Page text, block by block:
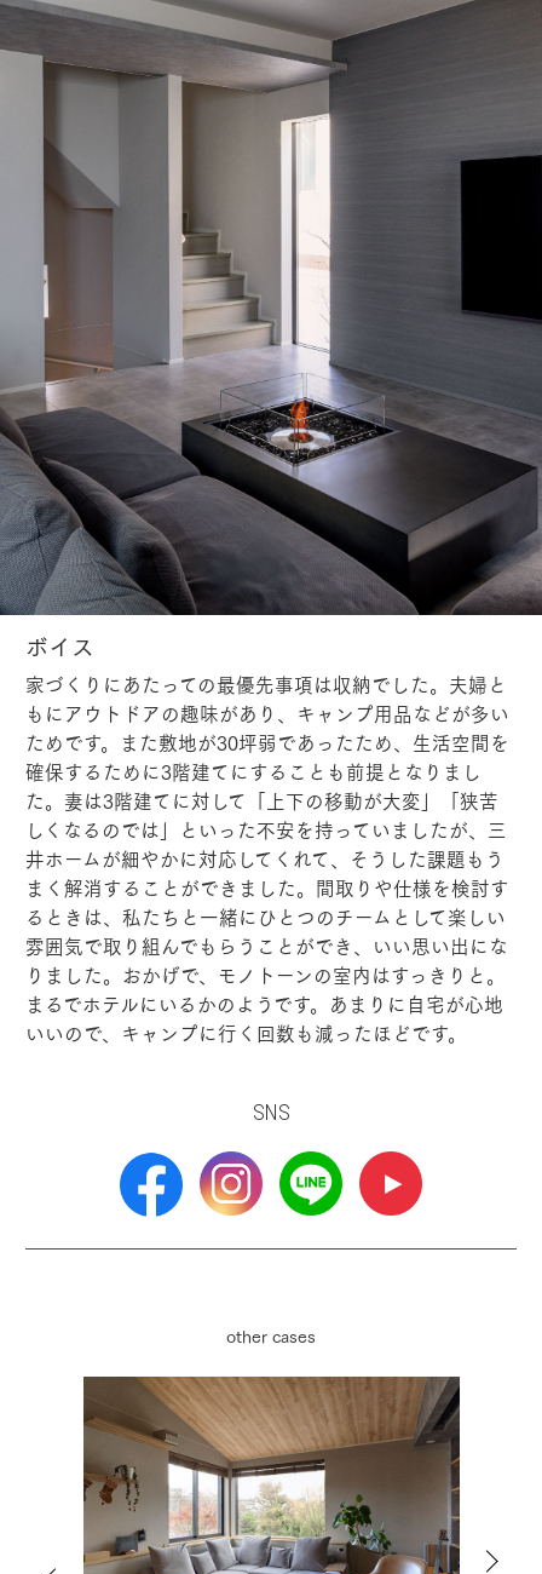
ボイス
家づくりにあたっての最優先事項は収納でした。夫婦と
もにアウトドアの趣味があり、キャンプ用品などが多い
ためです。また敷地が30坪弱であったため、生活空間を
確保するために3階建てにすることも前提となりまし
た。妻は3階建てに対して「上下の移動が大変」「狭苦
しくなるのでは」といった不安を持っていましたが、三
井ホームが細やかに対応してくれて、そうした課題もう
まく解消することができました。間取りや仕様を検討す
るときは、私たちと一緒にひとつのチームとして楽しい
雰囲気で取り組んでもらうことができ、いい思い出にな
りました。おかげで、モノトーンの室内はすっきりと。
まるでホテルにいるかのようです。あまりに自宅が心地
いいので、キャンプに行く回数も減ったほどです。
SNS
other cases